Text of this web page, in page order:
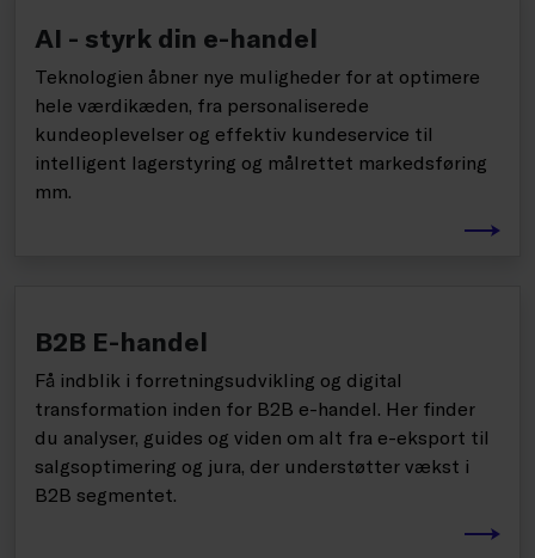
AI - styrk din e-handel
Teknologien åbner nye muligheder for at optimere
hele værdikæden, fra personaliserede
kundeoplevelser og effektiv kundeservice til
intelligent lagerstyring og målrettet markedsføring
mm.
B2B E-handel
Få indblik i forretningsudvikling og digital
transformation inden for B2B e-handel. Her finder
du analyser, guides og viden om alt fra e-eksport til
salgsoptimering og jura, der understøtter vækst i
B2B segmentet.